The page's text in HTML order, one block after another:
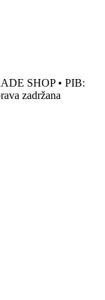
SHOP • PIB:
zadržana